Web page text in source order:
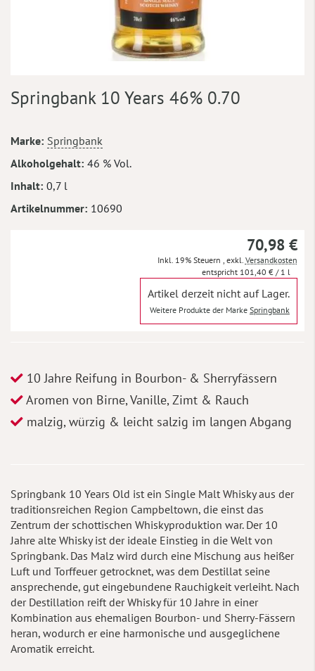
Anfang
springen
Springbank 10 Years 46% 0.70
Mehr
Informationen
Marke Springbank
Alkoholgehalt 46 % Vol.
Inhalt 0,7 l
Artikelnummer 10690
70,98 €
Inkl. 19% Steuern exkl. Versandkosten
101,40 € / 1 l
Artikel derzeit nicht auf Lager.
Weitere Produkte der Marke Springbank
10 Jahre Reifung in Bourbon- & Sherryfässern
Aromen von Birne, Vanille, Zimt & Rauch
malzig, würzig & leicht salzig im langen Abgang
Springbank 10 Years Old ist ein Single Malt Whisky aus der
traditionsreichen Region Campbeltown, die einst das
Zentrum der schottischen Whiskyproduktion war. Der 10
Jahre alte Whisky ist der ideale Einstieg in die Welt von
Springbank. Das Malz wird durch eine Mischung aus heißer
Luft und Torffeuer getrocknet, was dem Destillat seine
ansprechende, gut eingebundene Rauchigkeit verleiht. Nach
der Destillation reift der Whisky für 10 Jahre in einer
Kombination aus ehemaligen Bourbon- und Sherry-Fässern
heran, wodurch er eine harmonische und ausgeglichene
Aromatik erreicht.